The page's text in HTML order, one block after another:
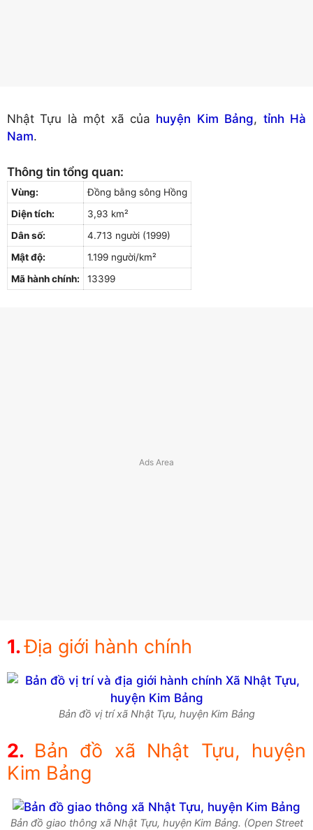
Nhật Tựu là một xã của huyện Kim Bảng, tỉnh Hà
Nam.
Thông tin tổng quan:
Vùng:
Đồng bằng sông Hồng
Diện tích:
3,93 km²
Dân số:
4.713 người (1999)
Mật độ:
1.199 người/km²
Mã hành chính:
13399
Địa giới hành chính
Bản đồ vị trí xã Nhật Tựu, huyện Kim Bảng
Bản đồ xã Nhật Tựu, huyện
Kim Bảng
Bản đồ giao thông xã Nhật Tựu, huyện Kim Bảng. (Open Street